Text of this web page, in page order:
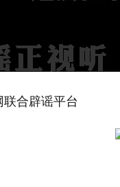
合辟谣平台